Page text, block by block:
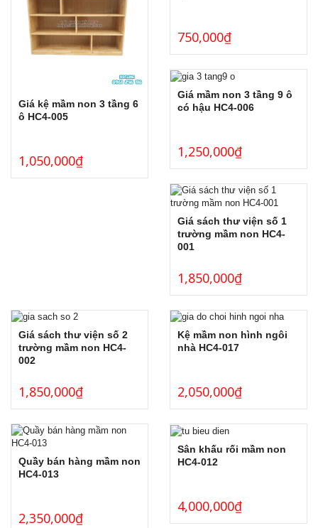
Giá kệ mầm non 3 tầng 6
ô HC4-005
1,050,000₫
750,000₫
Giá mầm non 3 tầng 9 ô
có hậu HC4-006
1,250,000₫
Giá sách thư viện số 1
trường mầm non HC4-
001
1,850,000₫
Giá sách thư viện số 2
trường mầm non HC4-
002
1,850,000₫
Kệ mầm non hình ngôi
nhà HC4-017
2,050,000₫
Quầy bán hàng mầm non
HC4-013
2,350,000₫
Sân khấu rối mầm non
HC4-012
4,000,000₫